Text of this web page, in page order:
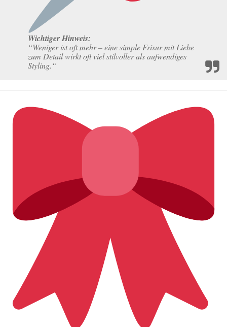
Wichtiger Hinweis:
“Weniger ist oft mehr – eine simple Frisur mit Liebe
zum Detail wirkt oft viel stilvoller als aufwendiges
Styling.“